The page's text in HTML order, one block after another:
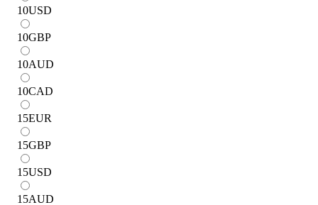
10USD
10GBP
10AUD
10CAD
15EUR
15GBP
15USD
15AUD